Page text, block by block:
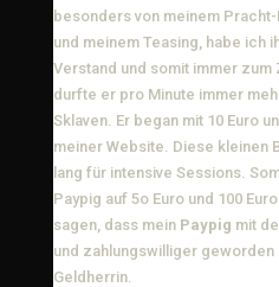
besonders von meinem
und meinem Teasing, habe ich
Verstand und somit immer
durfte er pro Minute immer
Sklaven. Er began mit 10 Euro
meiner Website. Diese kleinen
lang für intensive Sessions.
Paypig auf 5o Euro und 100
sagen, dass mein Paypig mit
und zahlungswilliger
Geldherrin.